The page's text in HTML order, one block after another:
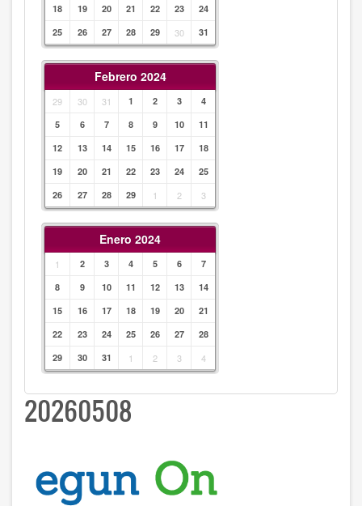
18
19 20 21 22 23
24
25
26 27 28 29 30 31
Febrero 2024
29 30 31 1 2 3
4
5
6 7 8 9 10
11
12
13 14 15 16 17
18
19
20 21 22 23 24
25
26
27 28 29 1 2 3
Enero 2024
1 2 3 4 5 6
7
8
9 10 11 12 13
14
15
16 17 18 19 20
21
22
23 24 25 26 27
28
29
30 31 1 2 3 4
20260508